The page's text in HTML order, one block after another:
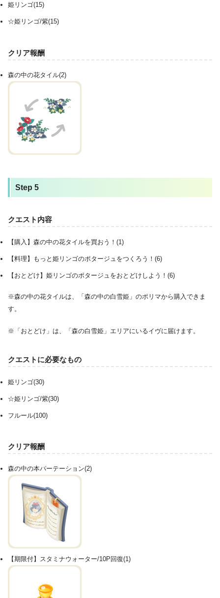
姫リンゴ(15)
☆姫リンゴ/紫(15)
クリア報酬
森の中の花タイル(2)
Step 5
クエスト内容
【購入】森の中の花タイルを買おう！(1)
【料理】もっと姫リンゴのポタージュをつくろう！(6)
【おとどけ】姫リンゴのポタージュをおとどけしよう！(6)
※森の中の花タイルは、「森の中の白雪姫」のポリマから購入できま
す。
※「おとどけ」は、「森の白雪姫」エリアにいるイヴに届けます。
クエストに必要なもの
姫リンゴ(30)
☆姫リンゴ/紫(30)
フルール(100)
クリア報酬
森の中の本パーテーション(2)
【期限付】スタミナウォーター/10P回復(1)